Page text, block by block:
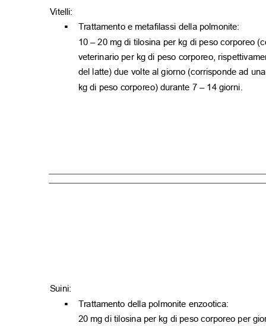
Vitelli:
▪
Trattamento e metafilassi della polmonite:
10–20 mg di tilosina per kg di peso corporeo
veterinario per kg di peso corporeo,
del latte) due volte al giorno (corrisponde ad
kg di peso corporeo) durante 7 – 14 giorni.
Suini:
▪ Trattamento della polmonite enzootica:
20 mg di tilosina per kg di peso corporeo per